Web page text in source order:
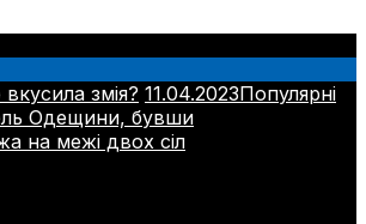
змія? 11.04.2023Популярні
Одещини, бувши
на межі двох сіл